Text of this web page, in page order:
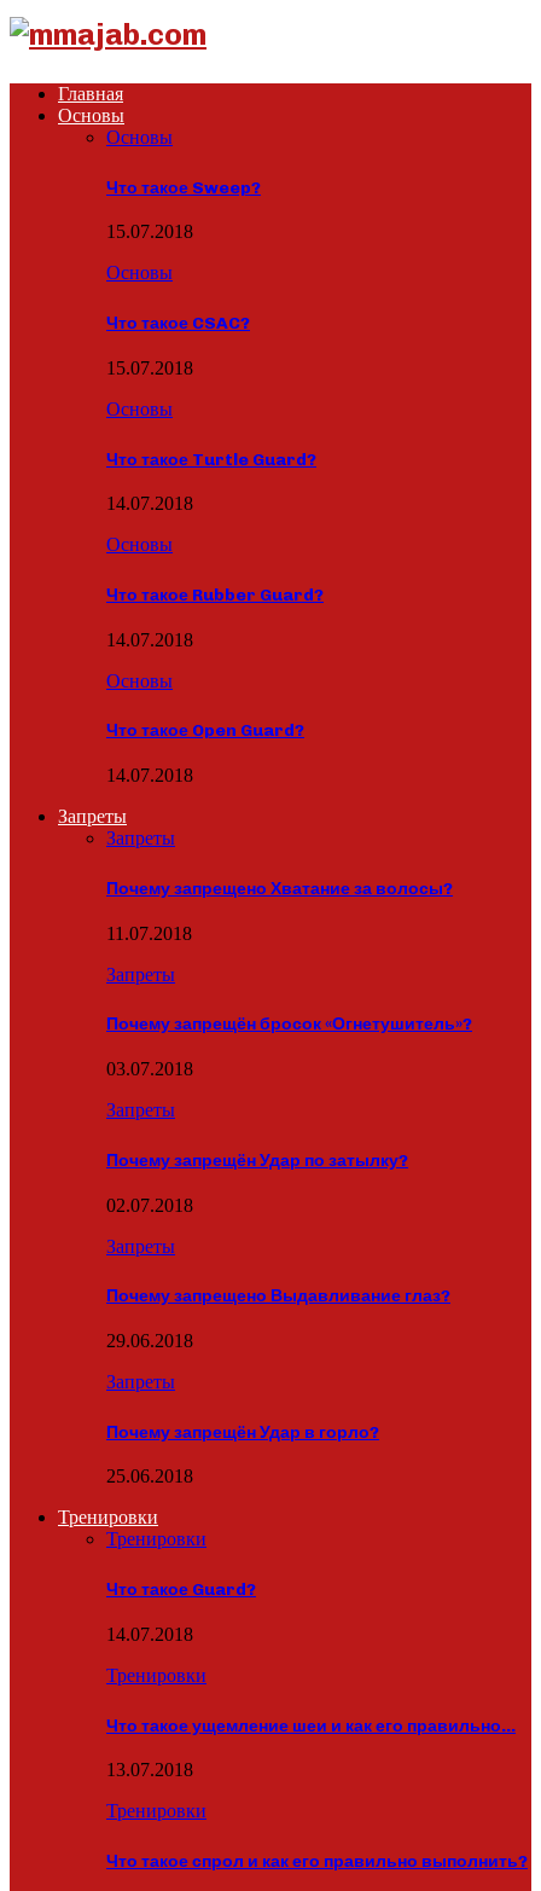
Главная
Основы
Основы
Что такое Sweep?
15.07.2018
Основы
Что такое CSAC?
15.07.2018
Основы
Что такое Turtle Guard?
14.07.2018
Основы
Что такое Rubber Guard?
14.07.2018
Основы
Что такое Open Guard?
14.07.2018
Запреты
Запреты
Почему запрещено Хватание за волосы?
11.07.2018
Запреты
Почему запрещён бросок «Огнетушитель»?
03.07.2018
Запреты
Почему запрещён Удар по затылку?
02.07.2018
Запреты
Почему запрещено Выдавливание глаз?
29.06.2018
Запреты
Почему запрещён Удар в горло?
25.06.2018
Тренировки
Тренировки
Что такое Guard?
14.07.2018
Тренировки
Что такое ущемление шеи и как его правильно…
13.07.2018
Тренировки
Что такое спрол и как его правильно выполнить?